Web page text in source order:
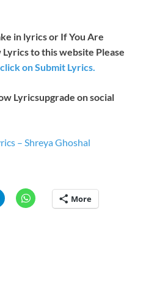
in lyrics or If You Are
to this website Please
click on Submit Lyrics.
Lyricsupgrade on social
– Shreya Ghoshal
More